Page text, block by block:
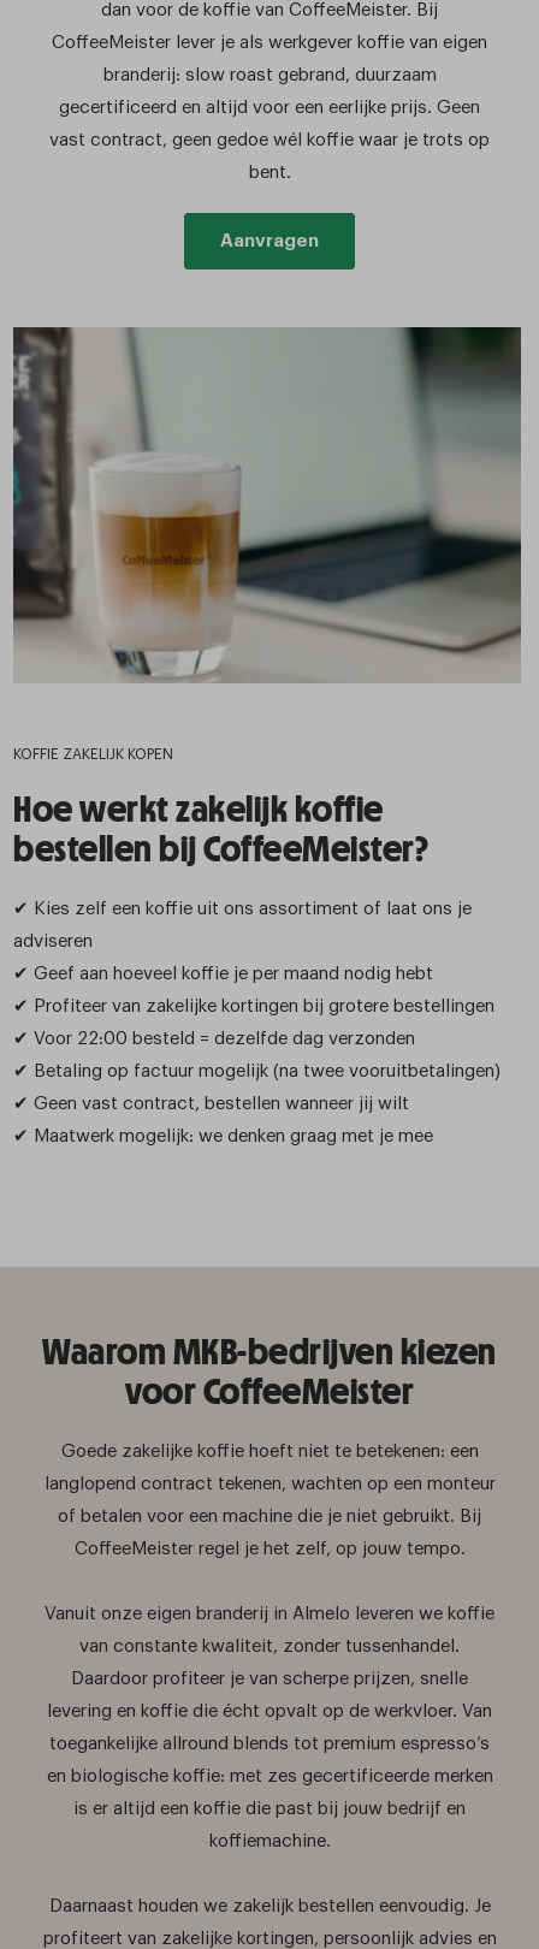
dan voor de koffie van CoffeeMeister. Bij
CoffeeMeister lever je als werkgever koffie van eigen
branderij: slow roast gebrand, duurzaam
gecertificeerd en altijd voor een eerlijke prijs. Geen
vast contract, geen gedoe wél koffie waar je trots op
bent.
Aanvragen
KOFFIE ZAKELIJK KOPEN
Hoe werkt zakelijk koffie
bestellen bij CoffeeMeister?
✔ Kies zelf een koffie uit ons assortiment of laat ons je
adviseren
✔ Geef aan hoeveel koffie je per maand nodig hebt
✔ Profiteer van zakelijke kortingen bij grotere bestellingen
✔ Voor 22:00 besteld = dezelfde dag verzonden
✔ Betaling op factuur mogelijk (na twee vooruitbetalingen)
✔ Geen vast contract, bestellen wanneer jij wilt
✔ Maatwerk mogelijk: we denken graag met je mee
Waarom MKB-bedrijven kiezen
voor CoffeeMeister
Goede zakelijke koffie hoeft niet te betekenen: een
langlopend contract tekenen, wachten op een monteur
of betalen voor een machine die je niet gebruikt. Bij
CoffeeMeister regel je het zelf, op jouw tempo.
Vanuit onze eigen branderij in Almelo leveren we koffie
van constante kwaliteit, zonder tussenhandel.
Daardoor profiteer je van scherpe prijzen, snelle
levering en koffie die écht opvalt op de werkvloer. Van
toegankelijke allround blends tot premium espresso’s
en biologische koffie: met zes gecertificeerde merken
is er altijd een koffie die past bij jouw bedrijf en
koffiemachine.
Daarnaast houden we zakelijk bestellen eenvoudig. Je
profiteert van zakelijke kortingen, persoonlijk advies en